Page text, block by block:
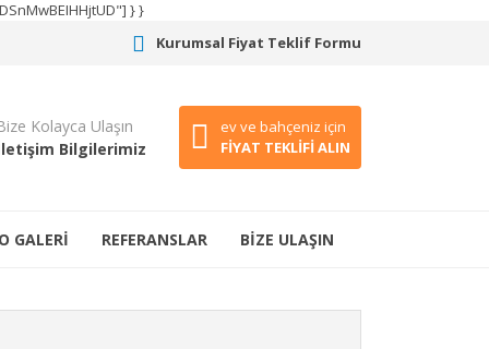
} }
Kurumsal Fiyat Teklif Formu
Kolayca Ulaşın
Bilgilerimiz
ev ve bahçeniz için
FİYAT TEKLİFİ ALIN
GALERİ REFERANSLAR BİZE ULAŞIN